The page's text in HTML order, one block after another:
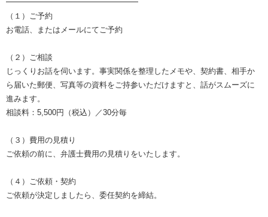
━━━━━━━━━━━━━━━━━
（１）ご予約
お電話、またはメールにてご予約
（２）ご相談
じっくりお話を伺います。事実関係を整理したメモや、契約書、相手か
ら届いた郵便、写真等の資料をご持参いただけますと、話がスムーズに
進みます。
相談料：5,500円（税込）／30分毎
（３）費用の見積り
ご依頼の前に、弁護士費用の見積りをいたします。
（４）ご依頼・契約
ご依頼が決定しましたら、委任契約を締結。